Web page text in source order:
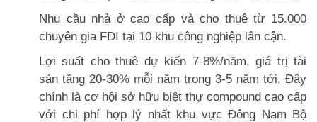
Nhu cầu nhà ở cao cấp và cho thuê từ 15.000
chuyên gia FDI tại 10 khu công nghiệp lân cận.
Lợi suất cho thuê dự kiến 7-8%/năm, giá trị tài
sản tăng 20-30% mỗi năm trong 3-5 năm tới. Đây
chính là cơ hội sở hữu biệt thự compound cao cấp
với chi phí hợp lý nhất khu vực Đông Nam Bộ